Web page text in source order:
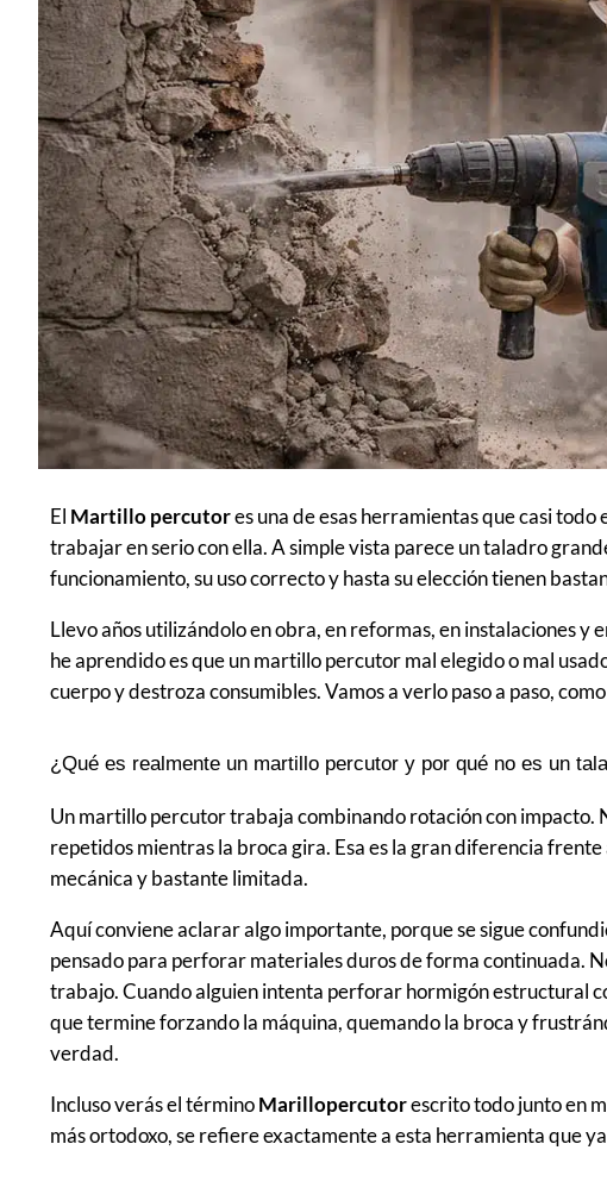
El Martillo percutores una de esas herramientas que casi
trabajar en serio con ella. A simple vista parece un taladro
funcionamiento, su uso correcto y hasta su elección tienen
Llevo años utilizándolo en obra, en reformas, en instalaciones y
he aprendido es que un martillo percutor mal elegido o mal
cuerpo y destroza consumibles. Vamos a verlo paso a paso,
¿Qué es realmente un martillo percutor y por qué no es un
Un martillo percutor trabaja combinando rotación con impacto.
repetidos mientras la broca gira. Esa es la gran diferencia frente
mecánica y bastante limitada.
Aquí conviene aclarar algo importante, porque se sigue
pensado para perforar materiales duros de forma continuada.
trabajo. Cuando alguien intenta perforar hormigón estructural
que termine forzando la máquina, quemando la broca y
verdad.
Incluso verás el términoMarillopercutorescrito todo junto en
más ortodoxo, se refiere exactamente a esta herramienta que